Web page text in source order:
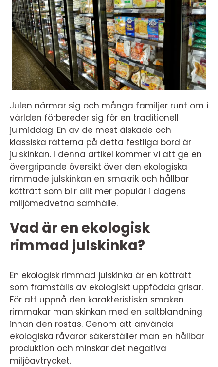
Julen närmar sig och många familjer runt om i
världen förbereder sig för en traditionell
julmiddag. En av de mest älskade och
klassiska rätterna på detta festliga bord är
julskinkan. I denna artikel kommer vi att ge en
övergripande översikt över den ekologiska
rimmade julskinkan en smakrik och hållbar
kötträtt som blir allt mer populär i dagens
miljömedvetna samhälle.
Vad är en ekologisk
rimmad julskinka?
En ekologisk rimmad julskinka är en kötträtt
som framställs av ekologiskt uppfödda grisar.
För att uppnå den karakteristiska smaken
rimmakar man skinkan med en saltblandning
innan den rostas. Genom att använda
ekologiska råvaror säkerställer man en hållbar
produktion och minskar det negativa
miljöavtrycket.